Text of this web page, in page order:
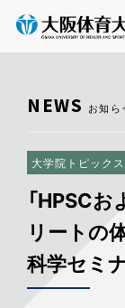
NEWS お知ら
大学院トピックス
「HPSC
リートの
科学セミ